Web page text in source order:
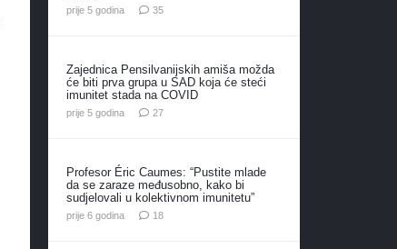
prije 5 godina 35komentara
Zajednica Pensilvanijskih amiša možda
će biti prva grupa u SAD koja će steći
imunitet stada na COVID
prije 5 godina 27komentara
Profesor Éric Caumes: “Pustite mlade
da se zaraze međusobno, kako bi
sudjelovali u kolektivnom imunitetu”
prije 6 godina 18komentara